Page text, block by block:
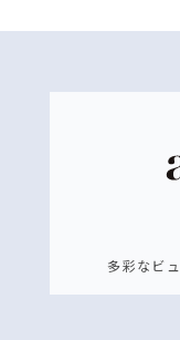
多彩なビ